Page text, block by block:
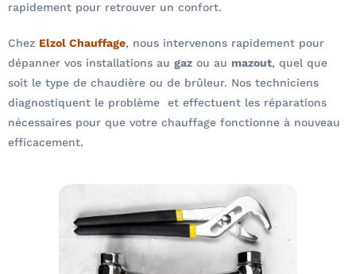
rapidement pour retrouver un confort.
Chez Elzol Chauffage, nous intervenons rapidement pour
dépanner vos installations au gaz ou au mazout, quel que
soit le type de chaudière ou de brûleur. Nos techniciens
diagnostiquent le problème et effectuent les réparations
nécessaires pour que votre chauffage fonctionne à nouveau
efficacement.